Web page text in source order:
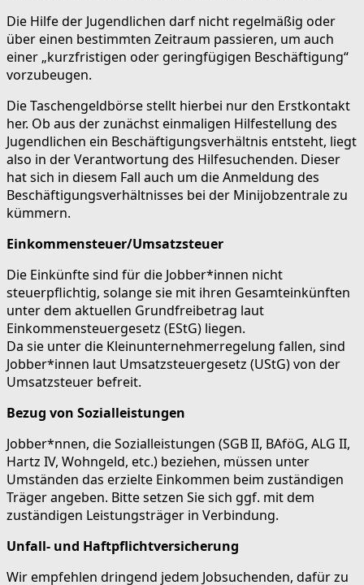
Die Hilfe der Jugendlichen darf nicht regelmäßig oder
über einen bestimmten Zeitraum passieren, um auch
einer „kurzfristigen oder geringfügigen Beschäftigung“
vorzubeugen.
Die Taschengeldbörse stellt hierbei nur den Erstkontakt
her. Ob aus der zunächst einmaligen Hilfestellung des
Jugendlichen ein Beschäftigungsverhältnis entsteht, liegt
also in der Verantwortung des Hilfesuchenden. Dieser
hat sich in diesem Fall auch um die Anmeldung des
Beschäftigungsverhältnisses bei der Minijobzentrale zu
kümmern.
Einkommensteuer/Umsatzsteuer
Die Einkünfte sind für die Jobber*innen nicht
steuerpflichtig, solange sie mit ihren Gesamteinkünften
unter dem aktuellen Grundfreibetrag laut
Einkommensteuergesetz (EStG) liegen.
Da sie unter die Kleinunternehmerregelung fallen, sind
Jobber*innen laut Umsatzsteuergesetz (UStG) von der
Umsatzsteuer befreit.
Bezug von Sozialleistungen
Jobber*nnen, die Sozialleistungen (SGB II, BAföG, ALG II,
Hartz IV, Wohngeld, etc.) beziehen, müssen unter
Umständen das erzielte Einkommen beim zuständigen
Träger angeben. Bitte setzen Sie sich ggf. mit dem
zuständigen Leistungsträger in Verbindung.
Unfall- und Haftpflichtversicherung
Wir empfehlen dringend jedem Jobsuchenden, dafür zu